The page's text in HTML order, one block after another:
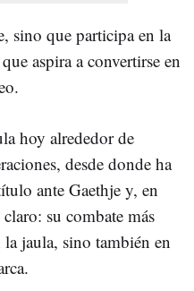
sino que participa en la
aspira a convertirse en
hoy alrededor de
desde donde ha
ante Gaethje y, en
su combate más
jaula, sino también en